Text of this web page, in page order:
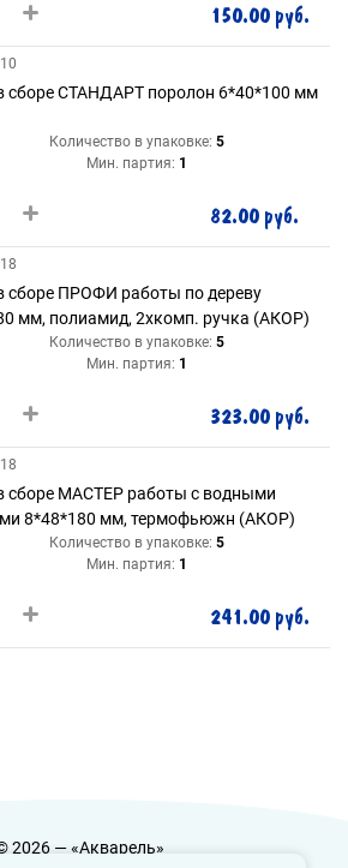
150.00 руб.
сборе СТАНДАРТ поролон 6*40*100 мм
Количество в упаковке: 5
Мин. партия: 1
82.00 руб.
сборе ПРОФИ работы по дереву
мм, полиамид, 2хкомп. ручка (АКОР)
Количество в упаковке: 5
Мин. партия: 1
323.00 руб.
сборе МАСТЕР работы с водными
8*48*180 мм, термофьюжн (АКОР)
Количество в упаковке: 5
Мин. партия: 1
241.00 руб.
2026 — «Акварель»